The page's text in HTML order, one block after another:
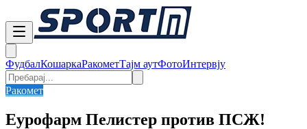
ФудбалКошаркаРакометТајм аутФотоИнтервју
Ракомет
Еурофарм Пелистер против ПСЖ!